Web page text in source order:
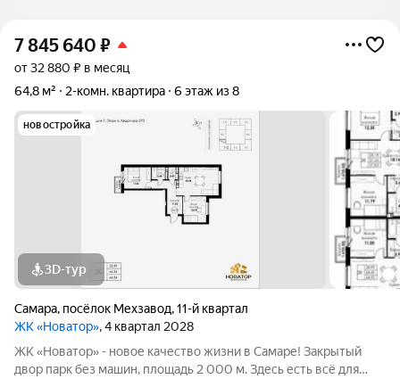
7 845 640 ₽
от 32 880 ₽ в месяц
64,8 м²
2-комн. квартира 6 этаж из 8
новостройка
3D-тур
Самара, посёлок Мехзавод,11-й квартал
ЖК «Новатор», 4 квартал 2028
ЖК «Новатор» - новое качество жизни в Самаре! Закрытый
двор парк без машин, площадь 2 000 м. Здесь есть всё для